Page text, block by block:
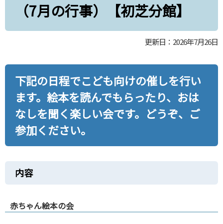
（7月の行事）【初芝分館】
更新日：2026年7月26日
下記の日程でこども向けの催しを行い
ます。絵本を読んでもらったり、おは
なしを聞く楽しい会です。どうぞ、ご
参加ください。
内容
赤ちゃん絵本の会